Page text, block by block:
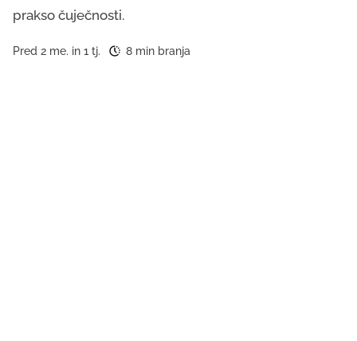
prakso čuječnosti.
Pred 2 me. in 1 tj. 8 min branja